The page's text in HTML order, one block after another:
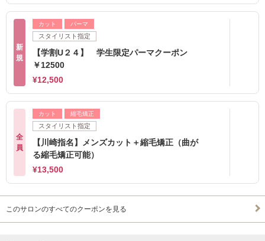
新
規
カット パーマ
スタイリスト指定
【学割U２４】 学生限定パーマクーポン
￥12500
¥12,500
全
員
カット 縮毛矯正
スタイリスト指定
【川崎指名】メンズカット＋縮毛矯正（曲が
る縮毛矯正可能）
¥13,500
このサロンのすべてのクーポンを見る